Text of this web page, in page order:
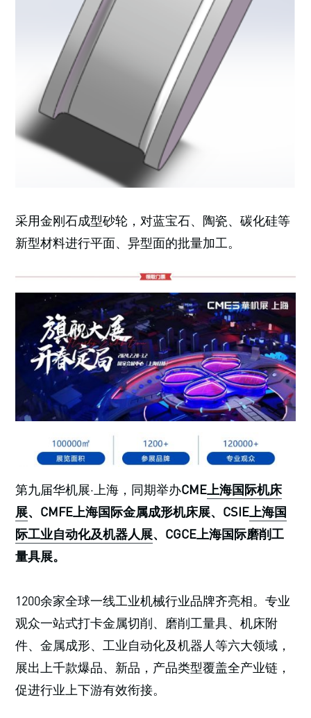
采用金刚石成型砂轮，对蓝宝石、陶瓷、碳化硅等
新型材料进行平面、异型面的批量加工。
第九届华机展·上海，同期举办CME 上海国际机床
展、CMFE上海国际金属成形机床展、CSIE 上海国
际工业自动化及机器人展、CGCE上海国际磨削工
量具展。
1200余家全球一线工业机械行业品牌齐亮相。专业
观众一站式打卡金属切削、磨削工量具、机床附
件、金属成形、工业自动化及机器人等六大领域，
展出上千款爆品、新品，产品类型覆盖全产业链，
促进行业上下游有效衔接。